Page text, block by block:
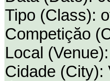
Tipo (Class):
Competiçăo
Local
Cidade (City):